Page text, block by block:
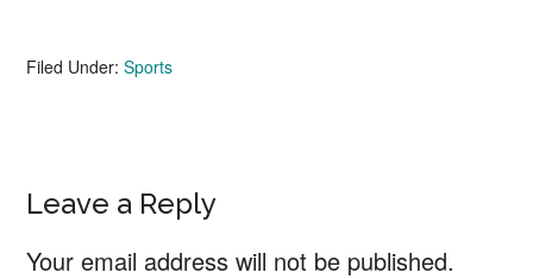
Filed Under:Sports
Reader
Interactions
Leave a Reply
Your email address will not be published.